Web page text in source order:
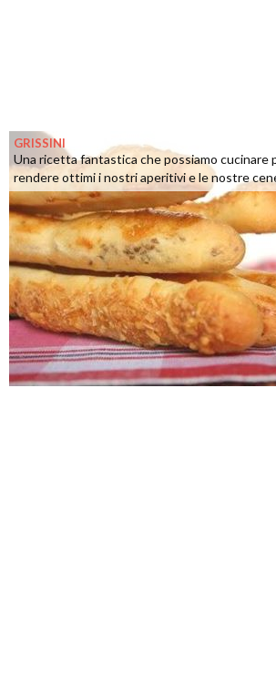
GRISSINI
Una ricetta fantastica che possiamo cucinare
rendere ottimi i nostri aperitivi e le nostre